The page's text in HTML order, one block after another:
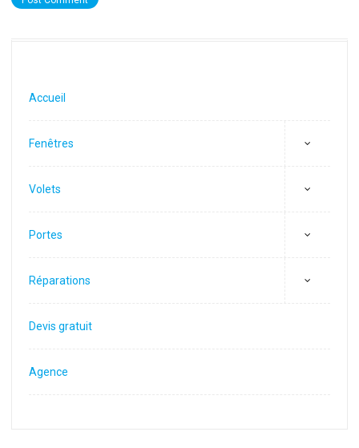
Accueil
Fenêtres
Volets
Portes
Réparations
Devis gratuit
Agence